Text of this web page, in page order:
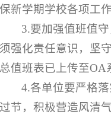
保新学期学校各项工
3.要加强值班值
须强化责任意识，坚
总值班表已上传至
4.各单位要严格
过节，积极营造风清